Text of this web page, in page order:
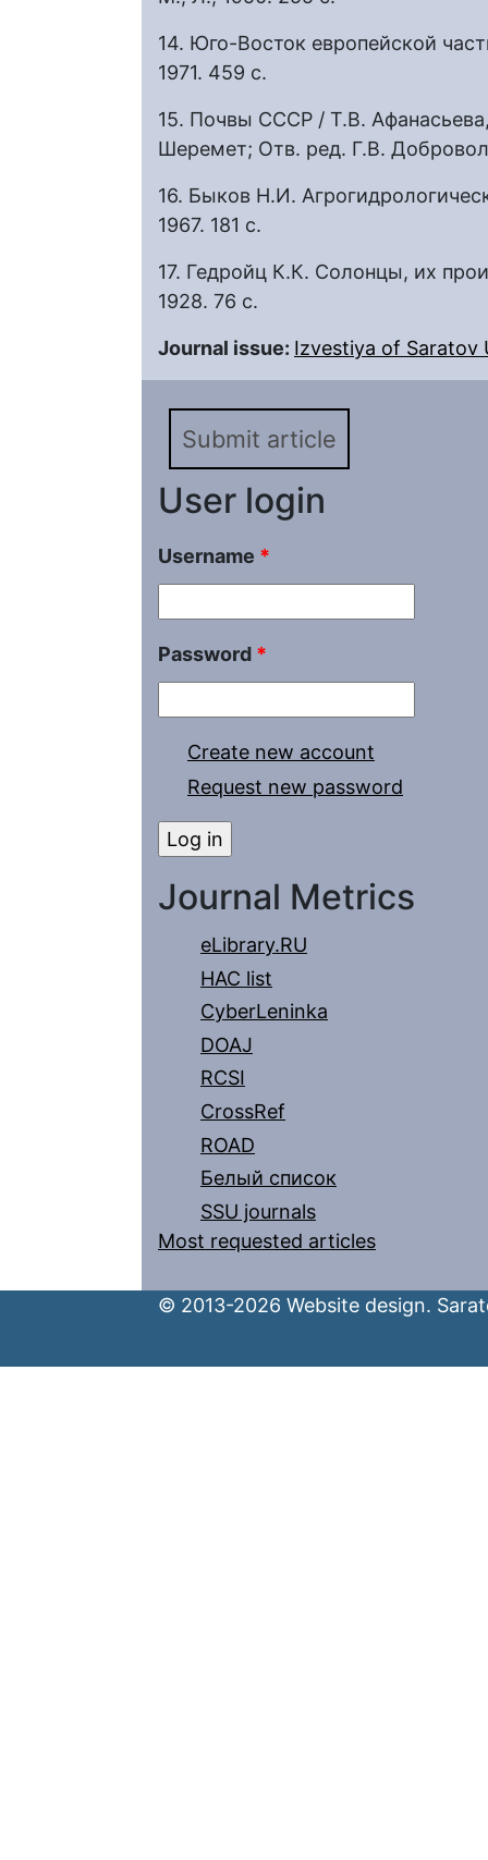
14. Юго-Восток европейской
1971. 459 с.
15. Почвы СССР / Т.В.
Шеремет; Отв. ред. Г.В.
16. Быков Н.И.
1967. 181 с.
17. Гедройц К.К. Солонцы, их
1928. 76 с.
Journal issue: Izvestiya of Saratov
Submit article
User login
Username *
Password *
Create new account
Request new password
Journal Metrics
eLibrary.RU
HAC list
CyberLeninka
DOAJ
RCSI
CrossRef
ROAD
Белый список
SSU journals
Most requested articles
© 2013-2026 Website design.